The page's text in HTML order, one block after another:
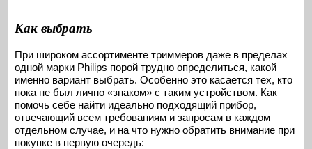
Как выбрать
При широком ассортименте триммеров даже в пределах
одной марки Philips порой трудно определиться, какой
именно вариант выбрать. Особенно это касается тех, кто
пока не был лично «знаком» с таким устройством. Как
помочь себе найти идеально подходящий прибор,
отвечающий всем требованиям и запросам в каждом
отдельном случае, и на что нужно обратить внимание при
покупке в первую очередь: